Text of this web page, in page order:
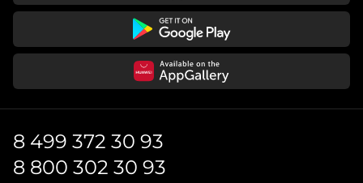
8 499 372 30 93
8 800 302 30 93